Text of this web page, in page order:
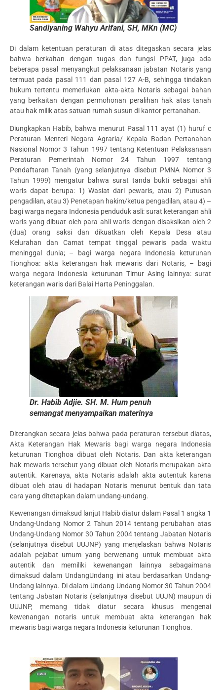
Sandiyaning Wahyu Arifani, SH, MKn (MC)
Di dalam ketentuan peraturan di atas ditegaskan secara jelas
bahwa berkaitan dengan tugas dan fungsi PPAT, juga ada
beberapa pasal menyangkut pelaksanaan jabatan Notaris yang
termuat pada pasal 111 dan pasal 127 A-B, sehingga tindakan
hukum tertentu memerlukan akta-akta Notaris sebagai bahan
yang berkaitan dengan permohonan peralihan hak atas tanah
atau hak milik atas satuan rumah susun di kantor pertanahan.
Diungkapkan Habib, bahwa menurut Pasal 111 ayat (1) huruf c
Peraturan Menteri Negara Agraria/ Kepala Badan Pertanahan
Nasional Nomor 3 Tahun 1997 tentang Ketentuan Pelaksanaan
Peraturan Pemerintah Nomor 24 Tahun 1997 tentang
Pendaftaran Tanah (yang selanjutnya disebut PMNA Nomor 3
Tahun 1999) mengatur bahwa surat tanda bukti sebagai ahli
waris dapat berupa: 1) Wasiat dari pewaris, atau 2) Putusan
pengadilan, atau 3) Penetapan hakim/ketua pengadilan, atau 4) –
bagi warga negara Indonesia penduduk asli: surat keterangan ahli
waris yang dibuat oleh para ahli waris dengan disaksikan oleh 2
(dua) orang saksi dan dikuatkan oleh Kepala Desa atau
Kelurahan dan Camat tempat tinggal pewaris pada waktu
meninggal dunia; – bagi warga negara Indonesia keturunan
Tionghoa: akta keterangan hak mewaris dari Notaris, – bagi
warga negara Indonesia keturunan Timur Asing lainnya: surat
keterangan waris dari Balai Harta Peninggalan.
Dr. Habib Adjie. SH. M. Hum penuh
semangat menyampaikan materinya
Diterangkan secara jelas bahwa pada peraturan tersebut diatas,
Akta Keterangan Hak Mewaris bagi warga negara Indonesia
keturunan Tionghoa dibuat oleh Notaris. Dan akta keterangan
hak mewaris tersebut yang dibuat oleh Notaris merupakan akta
autentik. Karenaya, akta Notaris adalah akta autentuk karena
dibuat oleh atau di hadapan Notaris menurut bentuk dan tata
cara yang ditetapkan dalam undang-undang.
Kewenangan dimaksud lanjut Habib diatur dalam Pasal 1 angka 1
Undang-Undang Nomor 2 Tahun 2014 tentang perubahan atas
Undang-Undang Nomor 30 Tahun 2004 tentang Jabatan Notaris
(selanjutnya disebut UUJNP) yang menjelaskan bahwa Notaris
adalah pejabat umum yang berwenang untuk membuat akta
autentik dan memiliki kewenangan lainnya sebagaimana
dimaksud dalam UndangUndang ini atau berdasarkan Undang-
Undang lainnya. Di dalam Undang-Undang Nomor 30 Tahun 2004
tentang Jabatan Notaris (selanjutnya disebut UUJN) maupun di
UUJNP, memang tidak diatur secara khusus mengenai
kewenangan notaris untuk membuat akta keterangan hak
mewaris bagi warga negara Indonesia keturunan Tionghoa.